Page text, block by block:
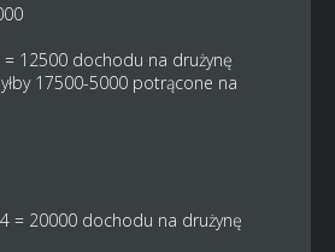
12500 dochodu na drużynę
17500-5000 potrącone na
= 20000 dochodu na drużynę